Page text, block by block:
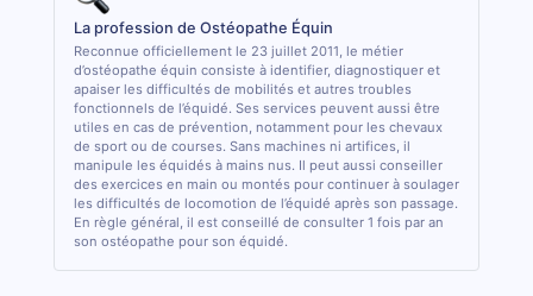
La profession de Ostéopathe Équin
Reconnue officiellement le 23 juillet 2011, le métier
d’ostéopathe équin consiste à identifier, diagnostiquer et
apaiser les difficultés de mobilités et autres troubles
fonctionnels de l’équidé. Ses services peuvent aussi être
utiles en cas de prévention, notamment pour les chevaux
de sport ou de courses. Sans machines ni artifices, il
manipule les équidés à mains nus. Il peut aussi conseiller
des exercices en main ou montés pour continuer à soulager
les difficultés de locomotion de l’équidé après son passage.
En règle général, il est conseillé de consulter 1 fois par an
son ostéopathe pour son équidé.